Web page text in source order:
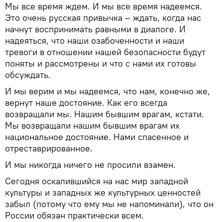
Мы все время ждем. И мы все время надеемся.
Это очень русская привычка – ждать, когда нас
начнут воспринимать равными в диалоге. И
надеяться, что наши озабоченности и наши
тревоги в отношении нашей безопасности будут
поняты и рассмотрены и что с нами их готовы
обсуждать.
И мы верим и мы надеемся, что нам, конечно же,
вернут наше достояние. Как его всегда
возвращали мы. Нашим бывшим врагам, кстати.
Мы возвращали нашим бывшим врагам их
национальное достояние. Нами спасенное и
отреставрированное.
И мы никогда ничего не просили взамен.
Сегодня оскалившийся на нас мир западной
культуры и западных же культурных ценностей
забыл (потому что ему мы не напоминали), что он
России обязан практически всем.